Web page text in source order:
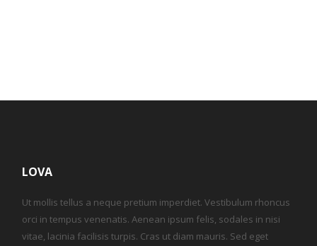
LOVA
Ut mollis tellus a neque pretium imperdiet. Vestibulum rhoncus
orci in tempus venenatis. Aenean ipsum felis, sodales in nisi
vitae, lacinia facilisis turpis. Cras ut diam mauris. Sed eget